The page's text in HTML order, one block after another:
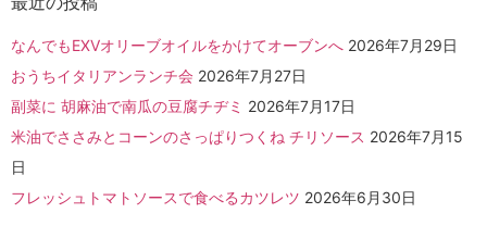
なんでもEXVオリーブオイルをかけてオーブンへ 2026年7月29日
おうちイタリアンランチ会 2026年7月27日
副菜に 胡麻油で南瓜の豆腐チヂミ 2026年7月17日
米油でささみとコーンのさっぱりつくね チリソース 2026年7月15
日
フレッシュトマトソースで食べるカツレツ 2026年6月30日